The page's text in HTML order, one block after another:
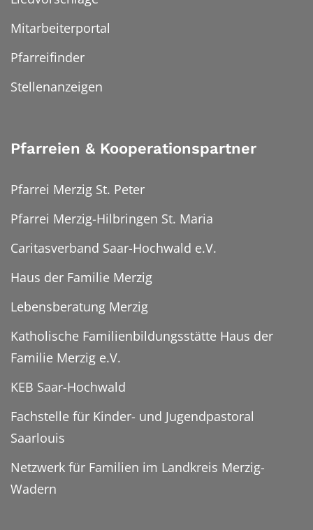
Mitarbeiterportal
Pfarreifinder
Stellenanzeigen
Pfarreien & Kooperationspartner
Pfarrei Merzig St. Peter
Pfarrei Merzig-Hilbringen St. Maria
Caritasverband Saar-Hochwald e.V.
Haus der Familie Merzig
Lebensberatung Merzig
Katholische Familienbildungsstätte Haus der
Familie Merzig e.V.
KEB Saar-Hochwald
Fachstelle für Kinder- und Jugendpastoral
Saarlouis
Netzwerk für Familien im Landkreis Merzig-
Wadern